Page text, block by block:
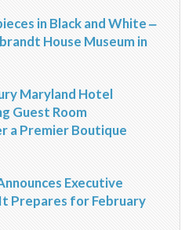
in Black and White ‒
House Museum in
Maryland Hotel
Guest Room
a Premier Boutique
Executive
Prepares for February